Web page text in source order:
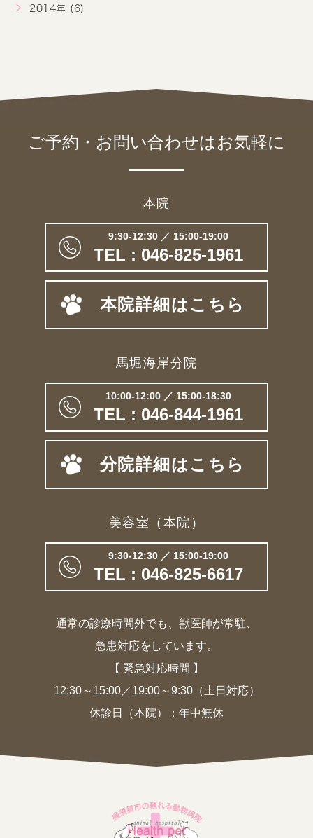
2014年 (6)
ご予約・お問い合わせはお気軽に
本院
9:30-12:30 ／ 15:00-19:00
TEL : 046-825-1961
本院詳細はこちら
馬堀海岸分院
10:00-12:00 ／ 15:00-18:30
TEL : 046-844-1961
分院詳細はこちら
美容室（本院）
9:30-12:30 ／ 15:00-19:00
TEL : 046-825-6617
通常の診療時間外でも、獣医師が常駐、
急患対応をしています。
【 緊急対応時間 】
12:30～15:00／19:00～9:30（土日対応）
休診日（本院）：年中無休